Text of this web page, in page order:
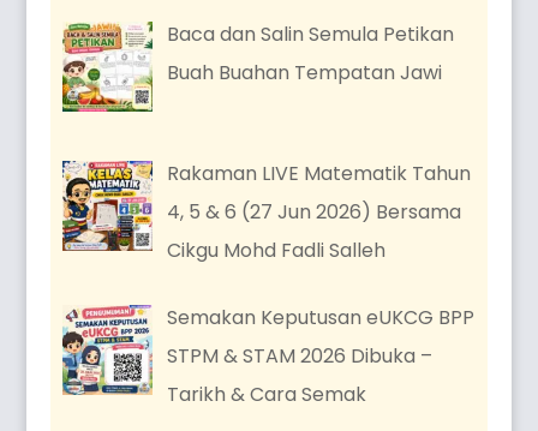
Baca dan Salin Semula Petikan
Buah Buahan Tempatan Jawi
Rakaman LIVE Matematik Tahun
4, 5 & 6 (27 Jun 2026) Bersama
Cikgu Mohd Fadli Salleh
Semakan Keputusan eUKCG BPP
STPM & STAM 2026 Dibuka –
Tarikh & Cara Semak